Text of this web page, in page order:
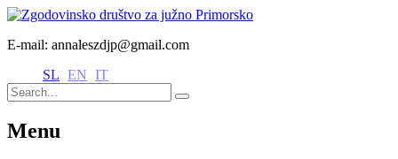
E-mail: annaleszdjp@gmail.com
SL EN IT
Menu